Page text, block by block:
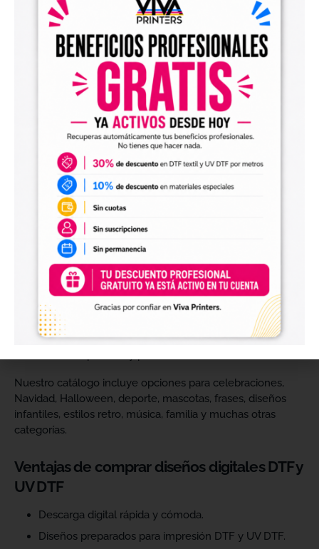
el archivo en tu programa de impresión y producirlo con tu
maquinaria DTF.
Diseños digitales para impresión UV DTF
También encontrarás diseños digitales para UV DTF
perfectos para personalizar vasos, botellas, termos, cajas,
envases, artículos promocionales y otras superficies rígidas
Estos diseños permiten incorporar nuevas opciones a tu
catálogo de personalización de objetos y preparar
producciones propias utilizando tu impresora UV DTF o tu
proveedor habitual de impresión.
Archivos digitales para negocios de
personalización
Comprar diseños digitales es una solución práctica para
profesionales que quieren ahorrar tiempo, renovar su
catálogo y ofrecer más variedad de productos a sus
clientes. Podrás escoger diseños de diferentes estilos,
Nuestro catálogo incluye opciones para celebraciones,
Navidad, Halloween, deporte, mascotas, frases, diseños
infantiles, estilos retro, música, familia y muchas otras
categorías.
Ventajas de comprar diseños digitales DTF y
UV DTF
Descarga digital rápida y cómoda.
Diseños preparados para impresión DTF y UV DTF.